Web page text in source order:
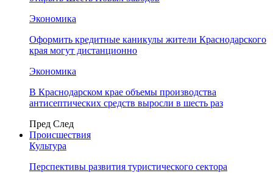
Экономика
Оформить кредитные каникулы жители Краснодарского
края могут дистанционно
Экономика
В Краснодарском крае объемы производства
антисептических средств выросли в шесть раз
Пред След
Происшествия
Культура
Перспективы развития туристического сектора